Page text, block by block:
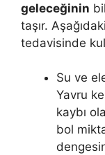
geleceğinin
taşır.
tedavisinde
Su ve
Yavru
kaybı
bol